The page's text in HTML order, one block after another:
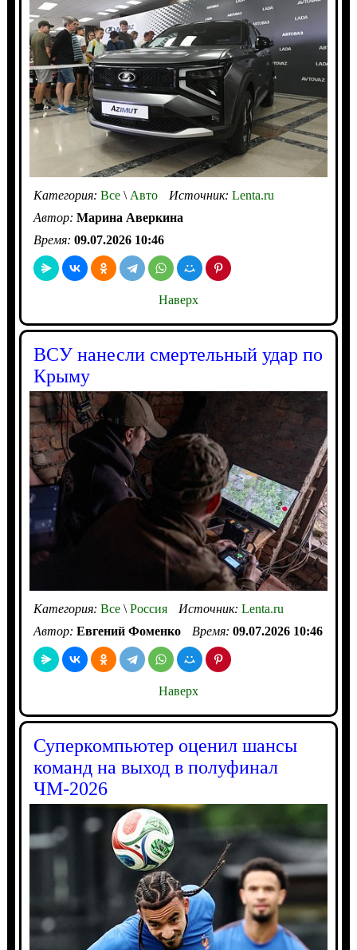
Категория: Все\Авто Источник: Lenta.ru
Автор: Марина Аверкина
Время: 09.07.2026 10:46
Наверх
ВСУ нанесли смертельный удар по
Крыму
Категория: Все\Россия Источник: Lenta.ru
Автор: Евгений Фоменко Время: 09.07.2026 10:46
Наверх
Суперкомпьютер оценил шансы
команд на выход в полуфинал
ЧМ-2026